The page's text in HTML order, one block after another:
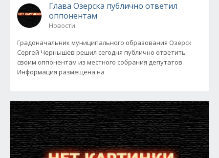
Глава Озерска публично ответил
оппонентам
Новости
Градоначальник муниципального образования Озерск
Сергей Чернышев решил сегодня публично ответить
своим оппонентам из местного собрания депутатов.
Информация размещена на